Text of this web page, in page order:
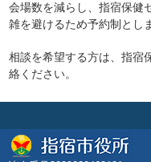
会場数を減らし、指宿保健
雑を避けるため予約制とし
相談を希望する方は、指宿
絡ください。